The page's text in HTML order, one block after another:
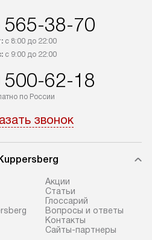
565-38-70
с 8:00 до 22:00
с 9:00 до 22:00
62-18
по России
звонок
Акции
Cтатьи
Глоссарий
Вопросы и ответы
Контакты
Сайты-партнеры